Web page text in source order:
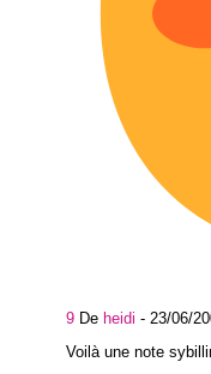
9 De heidi - 23/06/
Voilà une note